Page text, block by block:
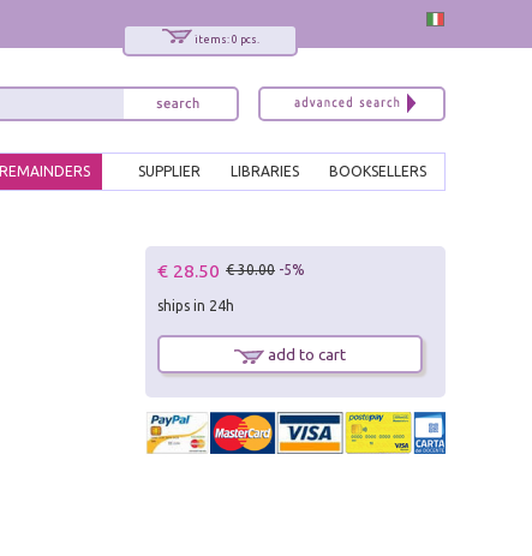
items: 0 pcs.
BOOKSELLERS
LIBRARIES
SUPPLIER
REMAINDERS
€ 28.50 € 30.00 -5%
ships in 24h
add to cart
x
Interessato ai nostri libri?
Sarai informato delle nostre novità, potrai
comunque cancellarti quando desideri.
modulo di iscrizione